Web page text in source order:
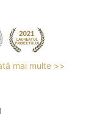
mai multe >>